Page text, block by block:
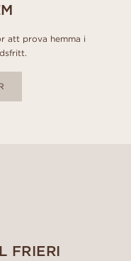
att prova hemma i
FRIERI